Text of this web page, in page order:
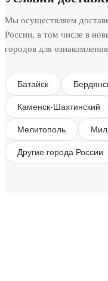
Мы осуществляем
России, в том числе в
городов для
Батайск
Каменск-Шахтинский
Мелитополь
Другие города России